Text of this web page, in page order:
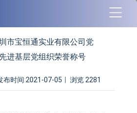
市宝恒通实业有限公司党
进基层党组织荣誉称号
布时间:2021-07-05 浏览 2281